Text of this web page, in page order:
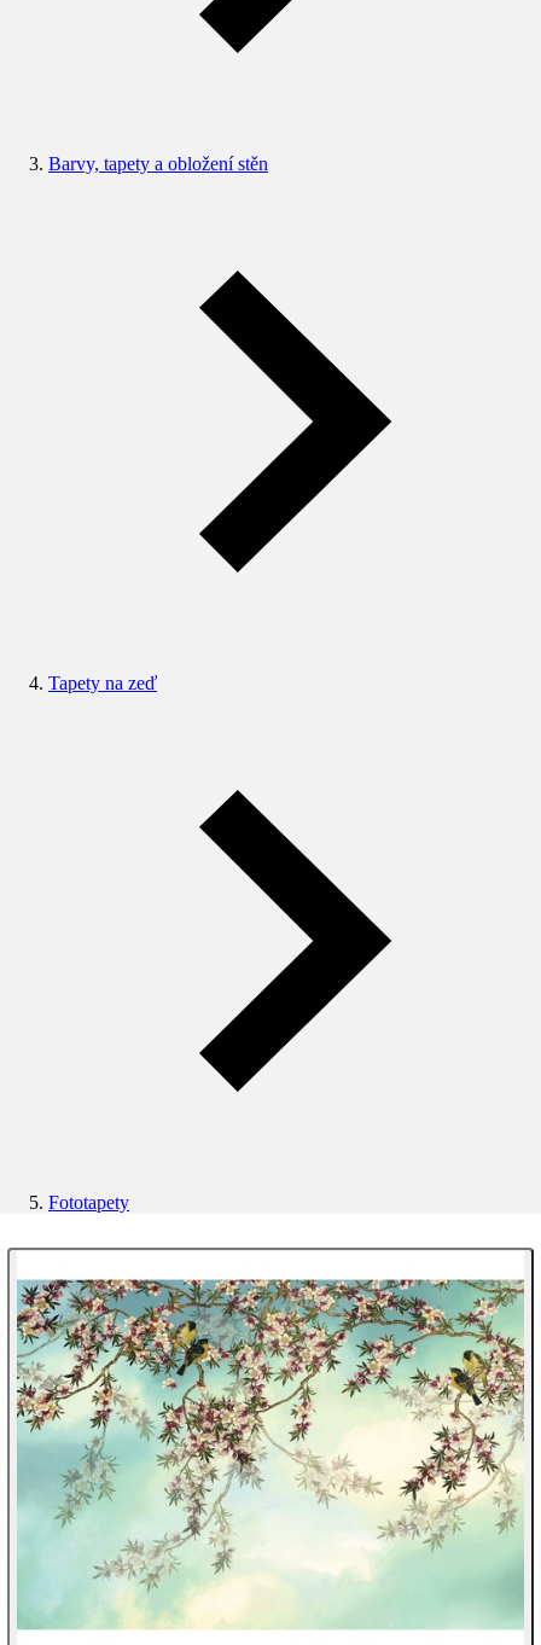
Barvy, tapety a obložení stěn
Tapety na zeď
Fototapety